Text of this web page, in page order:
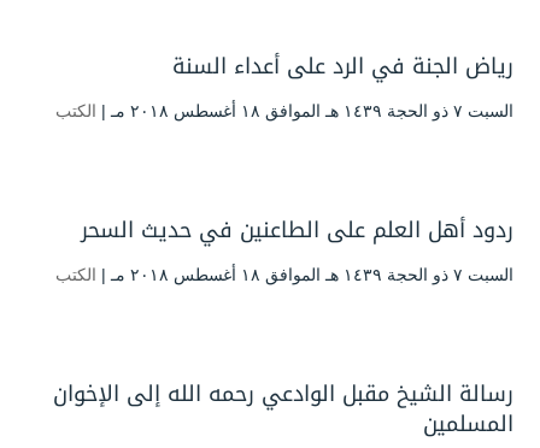
رياض الجنة في الرد على أعداء السنة
السبت ۷ ذو الحجة ۱٤۳۹ هـ الموافق ۱۸ أغسطس ۲۰۱۸ مـ | الكتب
ردود أهل العلم على الطاعنين في حديث السحر
السبت ۷ ذو الحجة ۱٤۳۹ هـ الموافق ۱۸ أغسطس ۲۰۱۸ مـ | الكتب
رسالة الشيخ مقبل الوادعي رحمه الله إلى الإخوان
المسلمين